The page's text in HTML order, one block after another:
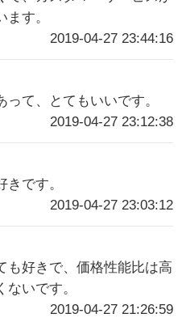
す。
2019-04-27 23:44:16
て、とてもいいです。
2019-04-27 23:12:38
です。
2019-04-27 23:03:12
も好きで、価格性能比は高
いです。
2019-04-27 21:26:59